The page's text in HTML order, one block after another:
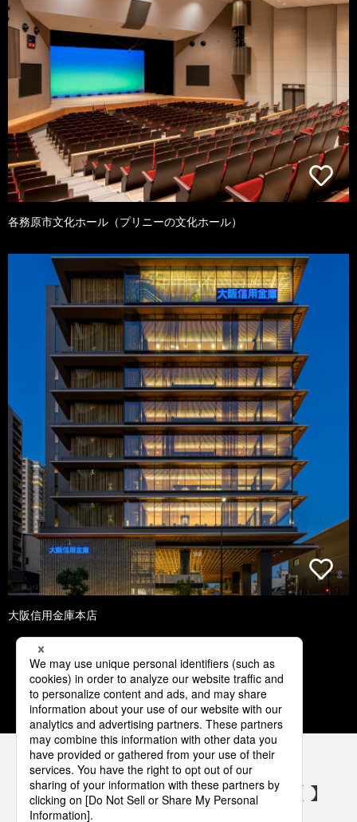
各務原市文化ホール（プリニーの文化ホール）
大阪信用金庫本店
1 2 3 4 5
パナソニックの電気設備 SNSアカウント